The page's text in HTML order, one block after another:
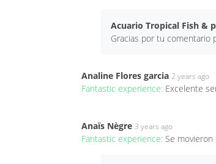
Acuario Tropical Fish &
Gracias por tu comentario
Analine Flores garcia 2 years ago
Fantastic experience: Excelente
Anaïs Nègre 3 years ago
Fantastic experience: Se